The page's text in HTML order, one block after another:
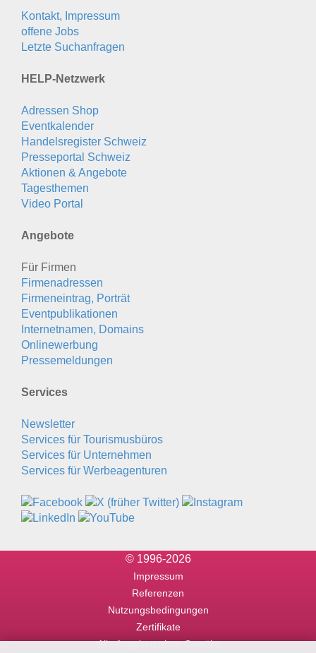
Kontakt, Impressum
offene Jobs
Letzte Suchanfragen
HELP-Netzwerk
Adressen Shop
Eventkalender
Handelsregister Schweiz
Presseportal Schweiz
Aktionen & Angebote
Tagesthemen
Video Portal
Angebote
Für Firmen
Firmenadressen
Firmeneintrag, Porträt
Eventpublikationen
Internetnamen, Domains
Onlinewerbung
Pressemeldungen
Services
Newsletter
Services für Tourismusbüros
Services für Unternehmen
Services für Werbeagenturen
© 1996-2026
Impressum
Referenzen
Nutzungsbedingungen
Zertifikate
Alle Angaben ohne Gewähr